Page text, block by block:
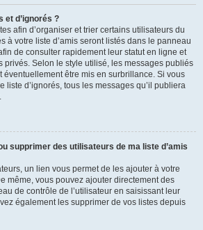
et d’ignorés ?
afin d’organiser et trier certains utilisateurs du
à votre liste d’amis seront listés dans le panneau
de consulter rapidement leur statut en ligne et
privés. Selon le style utilisé, les messages publiés
éventuellement être mis en surbrillance. Si vous
liste d’ignorés, tous les messages qu’il publiera
supprimer des utilisateurs de ma liste d’amis
un lien vous permet de les ajouter à votre
même, vous pouvez ajouter directement des
de contrôle de l’utilisateur en saisissant leur
également les supprimer de vos listes depuis